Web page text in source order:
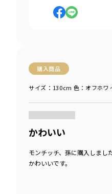
購入商品
サイズ：130cm 色：オフホワ
かわいい
モンチッチ、孫に購入しまし
かわいいです。